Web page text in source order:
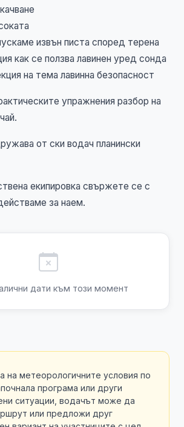
извън писта според терена
как се ползва лавинен уред сонда
на тема лавинна безопасност
упражнения разбор на
от ски водач планински
екипировка свържете се с
за наем.
дати към този момент
на метеорологичните условия по
програма или други
ситуации, водачът може да
или предложи друг